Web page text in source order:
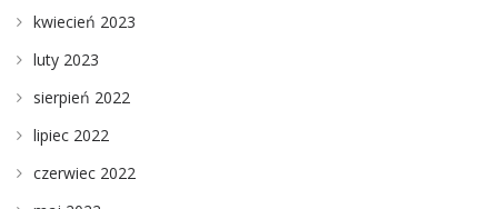
kwiecień 2023
luty 2023
sierpień 2022
lipiec 2022
czerwiec 2022